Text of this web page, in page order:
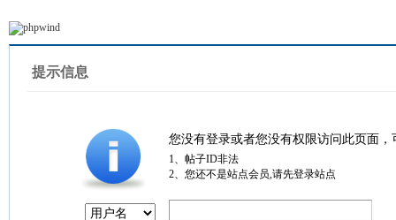
提示信息
您没有登录或者您没有权限访问此页面
1、帖子ID非法
2、您还不是站点会员,请先登录站点